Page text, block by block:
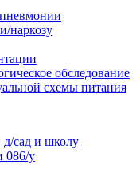
наркозу
обследование
схемы питания
сад и школу
086/у